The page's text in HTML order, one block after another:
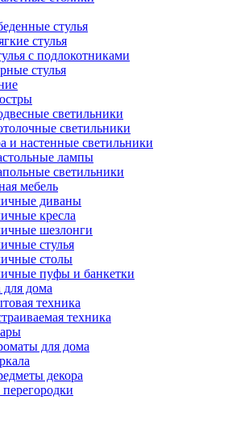
стулья
стулья
с подлокотниками
стулья
светильники
светильники
и настенные светильники
лампы
светильники
мебель
диваны
кресла
шезлонги
стулья
столы
пуфы и банкетки
для дома
техника
техника
для дома
декора